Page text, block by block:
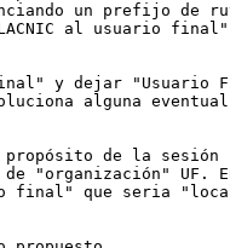
un prefijo de
al usuario final"
y dejar "Usuario
alguna eventual
propósito de la sesión
"organización" UF.
final" que seria